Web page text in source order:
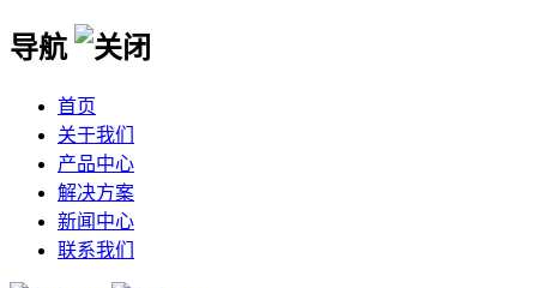
导航
首页
关于我们
产品中心
解决方案
新闻中心
联系我们